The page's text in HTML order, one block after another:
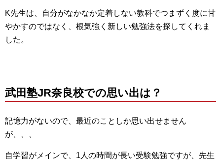
K先生は、自分がなかなか定着しない教科でつまずく度に甘
やかすのではなく、根気強く新しい勉強法を探してくれま
した。
武田塾JR奈良校での思い出は？
記憶力がないので、最近のことしか思い出せません
が、、、
自学習がメインで、1人の時間が長い受験勉強ですが、先生